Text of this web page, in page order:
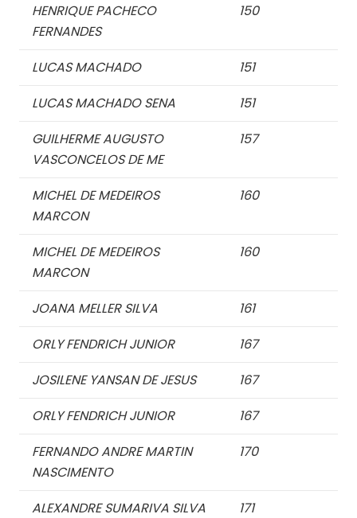
HENRIQUE PACHECO
FERNANDES
150
LUCAS MACHADO
151
LUCAS MACHADO SENA
151
GUILHERME AUGUSTO
VASCONCELOS DE ME
157
MICHEL DE MEDEIROS
MARCON
160
MICHEL DE MEDEIROS
MARCON
160
JOANA MELLER SILVA
161
ORLY FENDRICH JUNIOR
167
JOSILENE YANSAN DE JESUS
167
ORLY FENDRICH JUNIOR
167
FERNANDO ANDRE MARTIN
NASCIMENTO
170
ALEXANDRE SUMARIVA SILVA
171